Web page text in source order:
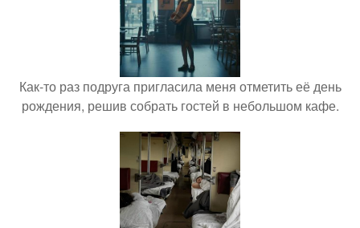
Как-то раз подруга пригласила меня отметить её день
рождения, решив собрать гостей в небольшом кафе.